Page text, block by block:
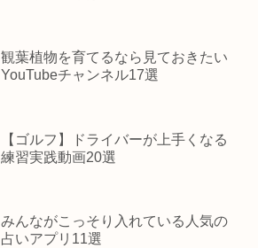
観葉植物を育てるなら見ておきたい
YouTubeチャンネル17選
【ゴルフ】ドライバーが上手くなる
練習実践動画20選
みんながこっそり入れている人気の
占いアプリ11選